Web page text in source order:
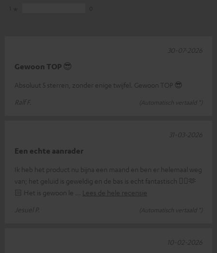
Gewoon TOP 😎
Absoluut 5 sterren, zonder enige twijfel. Gewoon TOP 😎
Ralf F.
(Automatisch vertaald *)
30-07-2026
Een echte aanrader
Ik heb het product nu bijna een maand en ben er helemaal weg
van; het geluid is geweldig en de bas is echt fantastisch 👌🏼🫶
🏻 Het is gewoon le
Lees de hele recensie
Jesuel P.
(Automatisch vertaald *)
31-03-2026
10-02-2026